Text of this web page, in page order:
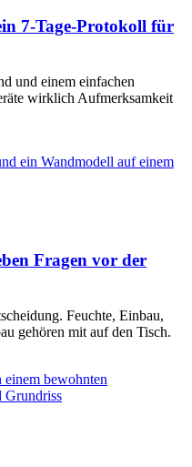
7-Tage-Protokoll für
und einem einfachen
wirklich Aufmerksamkeit
Fragen vor der
Feuchte, Einbau,
gehören mit auf den Tisch.